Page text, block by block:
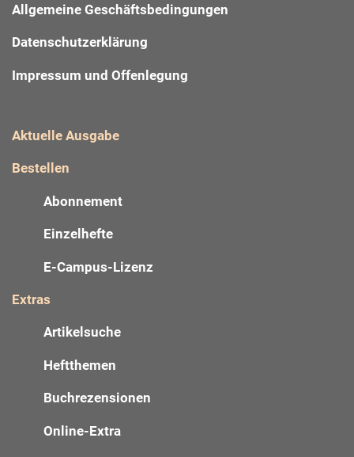
Allgemeine Geschäftsbedingungen
Datenschutzerklärung
Impressum und Offenlegung
Aktuelle Ausgabe
Bestellen
Abonnement
Einzelhefte
E-Campus-Lizenz
Extras
Artikelsuche
Heftthemen
Buchrezensionen
Online-Extra